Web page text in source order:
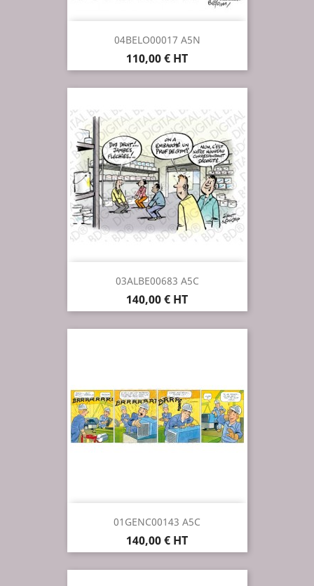
04BELO00017 A5N
Prix
110,00 € HT
03ALBE00683 A5C
Prix
140,00 € HT
01GENC00143 A5C
Prix
140,00 € HT